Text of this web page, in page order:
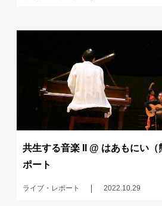
共生する音楽 II @ はあもにい
ポート
ライブ・レポート 2022.10.29